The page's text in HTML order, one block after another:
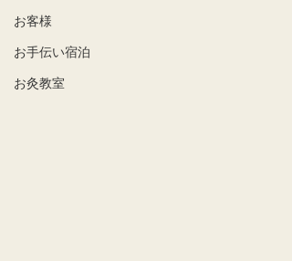
お客様
お手伝い宿泊
お灸教室